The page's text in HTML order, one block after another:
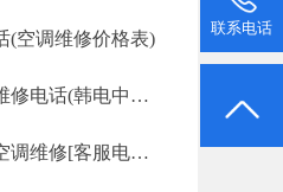
(空调维修价格表)
修电话(韩电中央
调维修[客服电话]-
联系电话